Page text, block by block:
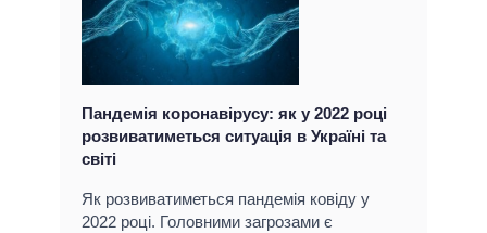
Пандемія коронавірусу: як у 2022 році
розвиватиметься ситуація в Україні та
світі
Як розвиватиметься пандемія ковіду у
2022 році. Головними загрозами є